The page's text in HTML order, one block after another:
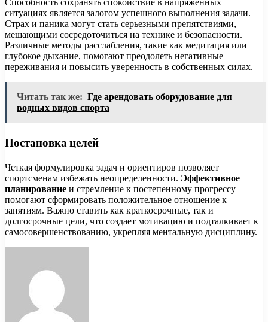
ситуациях является залогом успешного выполнения задачи.
Страх и паника могут стать серьезными препятствиями,
мешающими сосредоточиться на техникe и безопасности.
Различные методы расслабления, такие как медитация или
глубокое дыхание, помогают преодолеть негативные
переживания и повысить уверенность в собственных силах.
Читать так же: Где арендовать оборудование для
водных видов спорта
Постановка целей
Четкая формулировка задач и ориентиров позволяет
спортсменам избежать неопределенности. Эффективное
планирование и стремление к постепенному прогрессу
помогают сформировать положительное отношение к
занятиям. Важно ставить как краткосрочные, так и
долгосрочные цели, что создает мотивацию и подталкивает к
самосовершенствованию, укрепляя ментальную дисциплину.